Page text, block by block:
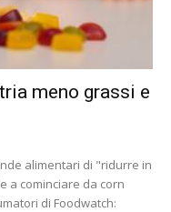
meno grassi e
alimentari di "ridurre in
a cominciare da corn
di Foodwatch: